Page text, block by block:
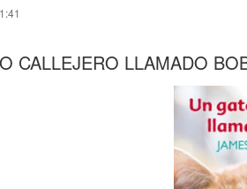
CALLEJERO LLAMADO